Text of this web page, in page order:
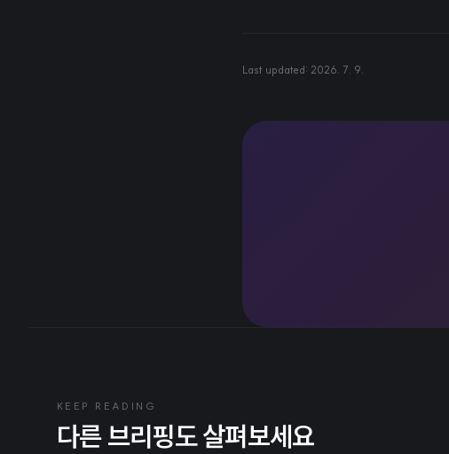
Last updated: 2026. 7. 9.
KEEP READING
다른 브리핑도 살펴보세요